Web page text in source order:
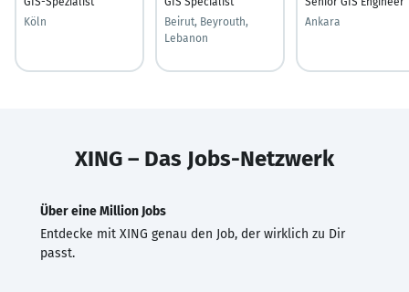
Köln
Beirut, Beyrouth,
Lebanon
Ankara
XING – Das Jobs-Netzwerk
Über eine Million Jobs
Entdecke mit XING genau den Job, der wirklich zu Dir
passt.